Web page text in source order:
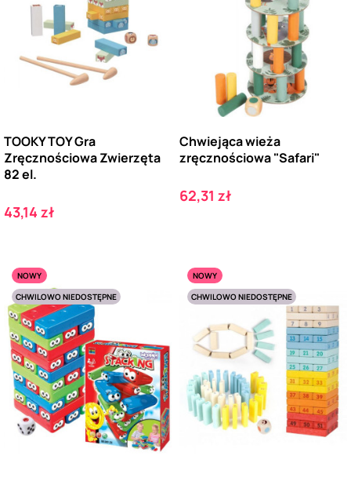
TOOKY TOY Gra
Zręcznościowa Zwierzęta
82 el.
Cena
43,14 zł
Chwiejąca wieża
zręcznościowa "Safari"
Cena
62,31 zł
NOWY
CHWILOWO NIEDOSTĘPNE
NOWY
CHWILOWO NIEDOSTĘPNE